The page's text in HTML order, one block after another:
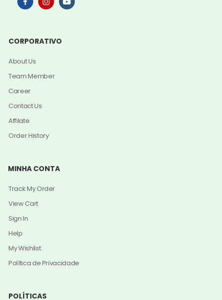
CORPORATIVO
About Us
Team Member
Career
Contact Us
Affilate
Order History
MINHA CONTA
Track My Order
View Cart
Sign In
Help
My Wishlist
Política de Privacidade
POLÍTICAS